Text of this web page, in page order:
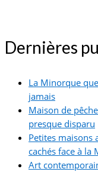
Dernières
La Minorque
jamais
Maison de
presque disparu
Petites maisons
cachés face à la
Art